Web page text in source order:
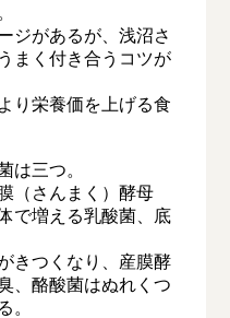
ジがあるが、浅沼さ
まく付き合うコツが
り栄養価を上げる食
は三つ。
（さんまく）酵母
で増える乳酸菌、底
きつくなり、産膜酵
、酪酸菌はぬれくつ
。